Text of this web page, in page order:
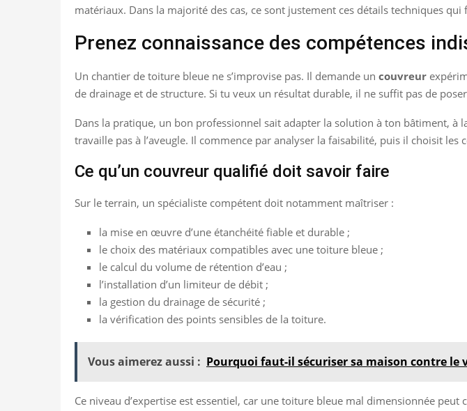
matériaux. Dans la majorité des cas, ce sont justement ces détails techniques
Prenez connaissance des compétences
Un chantier de toiture bleue ne s’improvise pas. Il demande un couvreur
de drainage et de structure. Si tu veux un résultat durable, il ne suffit pas de
Dans la pratique, un bon professionnel sait adapter la solution à ton bâtiment,
travaille pas à l’aveugle. Il commence par analyser la faisabilité, puis il choisit
Ce qu’un couvreur qualifié doit savoir faire
Sur le terrain, un spécialiste compétent doit notamment maîtriser :
la mise en œuvre d’une étanchéité fiable et durable ;
le choix des matériaux compatibles avec une toiture bleue ;
le calcul du volume de rétention d’eau ;
l’installation d’un limiteur de débit ;
la gestion du drainage de sécurité ;
la vérification des points sensibles de la toiture.
Vous aimerez aussi : Pourquoi faut-il sécuriser sa maison contre le
Ce niveau d’expertise est essentiel, car une toiture bleue mal dimensionnée